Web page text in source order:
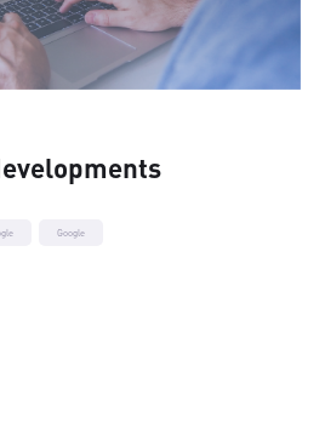
Google